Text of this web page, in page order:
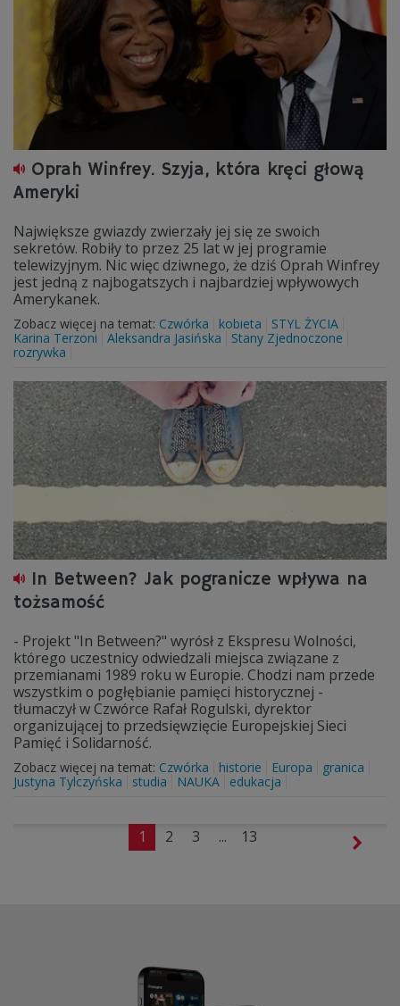
Oprah Winfrey. Szyja, która kręci głową
Ameryki
Największe gwiazdy zwierzały jej się ze swoich
sekretów. Robiły to przez 25 lat w jej programie
telewizyjnym. Nic więc dziwnego, że dziś Oprah Winfrey
jest jedną z najbogatszych i najbardziej wpływowych
Amerykanek.
Zobacz więcej na temat: Czwórka kobieta
STYL ŻYCIA
Karina Terzoni
Aleksandra Jasińska
Stany Zjednoczone
rozrywka
In Between? Jak pogranicze wpływa na
tożsamość
- Projekt "In Between?" wyrósł z Ekspresu Wolności,
którego uczestnicy odwiedzali miejsca związane z
przemianami 1989 roku w Europie. Chodzi nam przede
wszystkim o pogłębianie pamięci historycznej -
tłumaczył w Czwórce Rafał Rogulski, dyrektor
organizującej to przedsięwzięcie Europejskiej Sieci
Pamięć i Solidarność.
Zobacz więcej na temat: Czwórka historie Europa
granica
Justyna Tylczyńska
studia NAUKA edukacja
1 2 3 ... 13